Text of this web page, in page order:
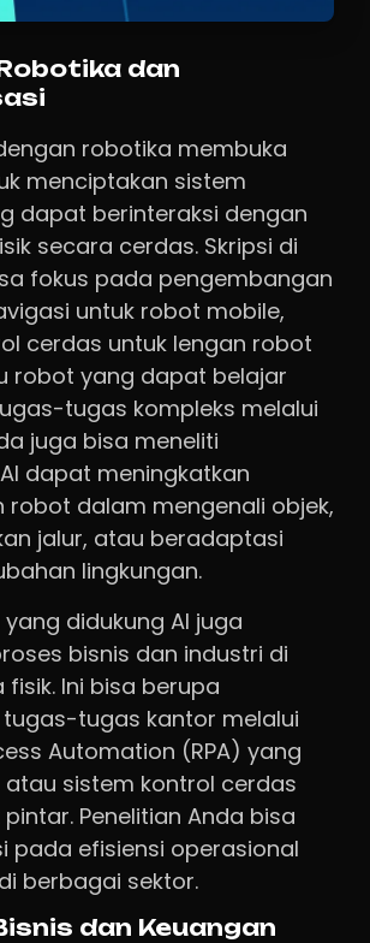
dan
robotika membuka
menciptakan sistem
dapat berinteraksi dengan
secara cerdas. Skripsi di
fokus pada pengembangan
untuk robot mobile,
cerdas untuk lengan robot
robot yang dapat belajar
tugas kompleks melalui
juga bisa meneliti
dapat meningkatkan
robot dalam mengenali objek,
jalur, atau beradaptasi
lingkungan.
didukung AI juga
bisnis dan industri di
Ini bisa berupa
tugas kantor melalui
Automation (RPA) yang
atau sistem kontrol cerdas
Penelitian Anda bisa
pada efisiensi operasional
berbagai sektor.
dan Keuangan